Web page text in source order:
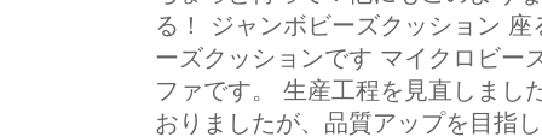
る！ ジャンボビーズクッション
ーズクッションです マイクロビー
ファです。 生産工程を見直しまし
おりましたが、品質アップを目指